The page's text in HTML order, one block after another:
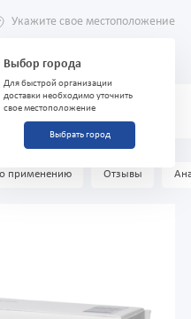
Укажите свое местоположение
Выбор города
Для быстрой организации
доставки необходимо уточнить
свое местоположение
Выбрать город
15 мг №10
применению Отзывы